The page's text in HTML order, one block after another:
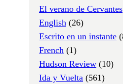
El verano de Cervantes
English (26)
Escrito en un instante
French (1)
Hudson Review (10)
Ida y Vuelta (561)